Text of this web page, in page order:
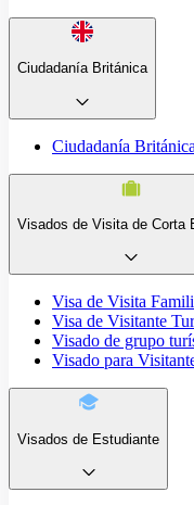
Ciudadanía Británica
Ciudadanía Británica
Visados de Visita de Corta
Visa de Visita
Visa de Visitante
Visado de grupo
Visado para
Visados de Estudiante